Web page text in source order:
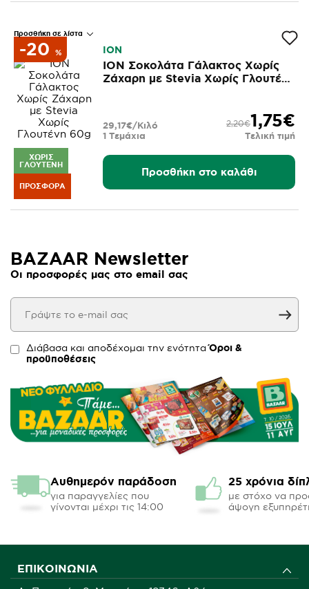
Προσθήκη σε λίστα
ΧΩΡΊΣ
ΓΛΟΥΤΈΝΗ
ΠΡΟΣΦΟΡΆ
-20 % ΙΟΝ
ΙΟΝ Σοκολάτα Γάλακτος Χωρίς
Ζάχαρη με Stevia Χωρίς Γλουτένη
1,75€
2,20€
Τελική τιμή
1 Τεμάχια
29,17€/Κιλό
Προσθήκη στο καλάθι
BAZAAR Newsletter
Οι προσφορές μας στο email σας
Διάβασα και αποδέχομαι την ενότηταΌροι &
προϋποθέσεις
Αυθημερόν παράδοση
για παραγγελίες που
γίνονται μέχρι τις 14:00
25 χρόνια
με στόχο να
άψογη
ΕΠΙΚΟΙΝΩΝΊΑ